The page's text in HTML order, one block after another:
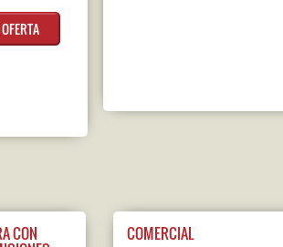
CON COMERCIAL